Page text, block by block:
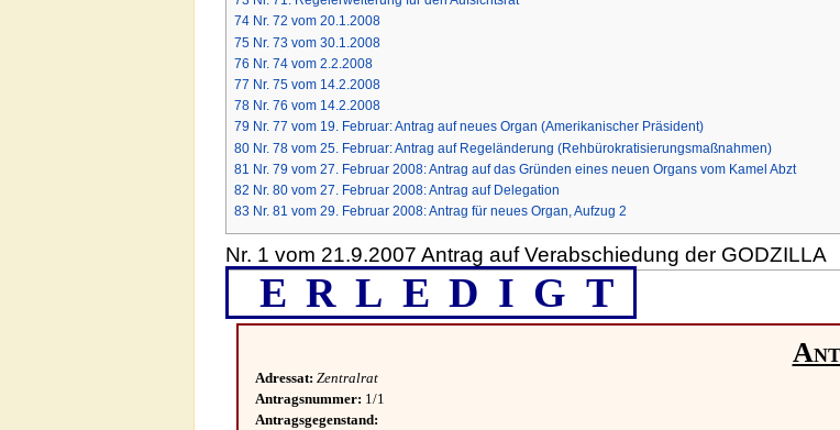
74 Nr. 72 vom 20.1.2008
75 Nr. 73 vom 30.1.2008
76 Nr. 74 vom 2.2.2008
77 Nr. 75 vom 14.2.2008
78 Nr. 76 vom 14.2.2008
79 Nr. 77 vom 19. Februar: Antrag auf neues Organ (Amerikanischer Präsident)
80 Nr. 78 vom 25. Februar: Antrag auf Regeländerung (Rehbürokratisierungsmaßnahmen)
81 Nr. 79 vom 27. Februar 2008: Antrag auf das Gründen eines neuen Organs vom Kamel Abzt
82 Nr. 80 vom 27. Februar 2008: Antrag auf Delegation
83 Nr. 81 vom 29. Februar 2008: Antrag für neues Organ, Aufzug 2
Nr. 1 vom 21.9.2007 Antrag auf Verabschiedung der GODZILLA
ERLEDIGT
Adressat: Zentralrat
Antragsnummer: 1/1
Antragsgegenstand: